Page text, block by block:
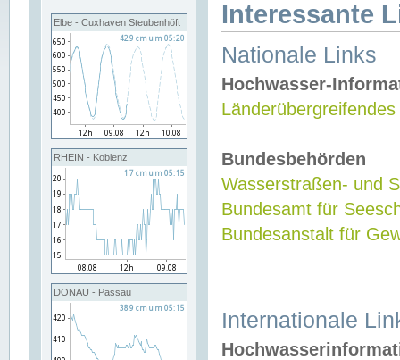
Elbe - Cuxhaven Steubenhöft
RHEIN - Koblenz
DONAU - Passau
Interessante
Nationale Links
Hochwasser-
Bundesbehörden
Wasserstraßen- und
Bundesamt für
Bundesanstalt für
Internationale